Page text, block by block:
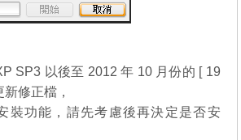
SP3 以後至 2012 年 10 月份的 [ 19
修正檔，
裝功能，請先考慮後再決定是否安